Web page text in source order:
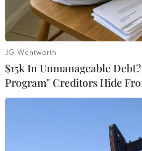
Lối vào tòa nhà chính của Bộ Quốc
((Nguồn: Yonhap)
JG Wentworth
$15k In Unmanageable
Program" Creditors Hide